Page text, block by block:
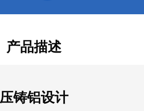
产品描述
压铸铝设计